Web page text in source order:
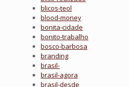
blicos-teol
blood-money
bonita-cidade
bonito-trabalho
bosco-barbosa
branding
brasil-
brasil-agora
brasil-desde